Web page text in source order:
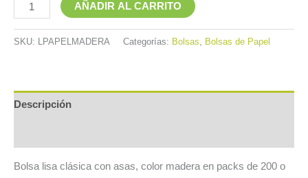
AÑADIR AL CARRITO
SKU: LPAPELMADERA Categorías: Bolsas, Bolsas de Papel
Descripción
Bolsa lisa clásica con asas, color madera en packs de 200 o